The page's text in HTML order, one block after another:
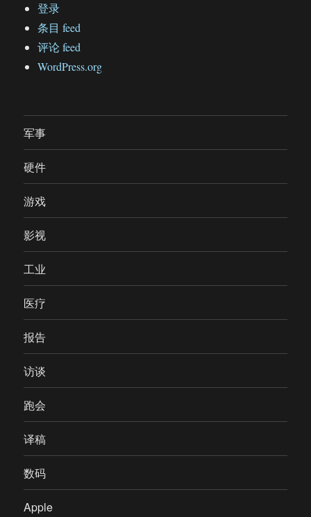
登录
条目 feed
评论 feed
WordPress.org
军事
硬件
游戏
影视
工业
医疗
报告
访谈
跑会
译稿
数码
Apple